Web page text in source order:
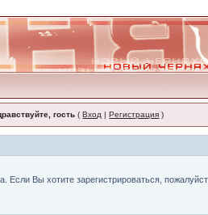
гость (Вход |Регистрация )
Вы хотите зарегистрироваться,